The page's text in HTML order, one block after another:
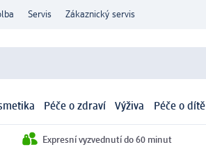
Servis Zákaznický servis
Péče o zdraví Výživa Péče o dítě
Expresní vyzvednutí do 60 minut